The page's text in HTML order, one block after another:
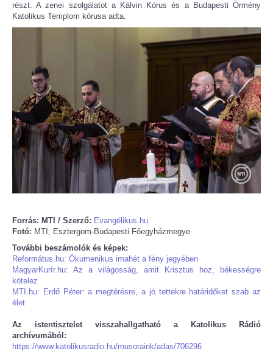
részt. A zenei szolgálatot a Kálvin Kórus és a Budapesti Örmény
Katolikus Templom kórusa adta.
Forrás: MTI / Szerző: Evangélikus.hu
Fotó: MTI; Esztergom-Budapesti Főegyházmegye
További beszámolók és képek:
Református.hu: Ökumenikus imahét a fény jegyében
MagyarKurír.hu: Az a világosság, amit Krisztus hoz, békességre
kötelez
MTI.hu: Erdő Péter: a megtérésre, a jó tettekre határidőket szab az
élet
Az istentisztelet visszahallgatható a Katolikus Rádió
archívumából:
https://www.katolikusradio.hu/musoraink/adas/706296